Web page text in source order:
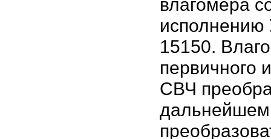
влагомера
15150.
первичного
СВЧ